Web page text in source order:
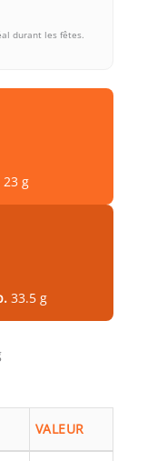
durant les fêtes.
23 g
33.5 g
VALEUR